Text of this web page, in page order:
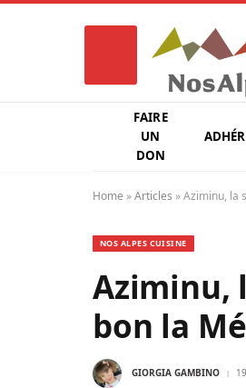
FAIRE
UN
DON
Home »Articles »Aziminu, la
NOS ALPES CUISINE
Aziminu,
bon la
GIORGIA GAMBINO